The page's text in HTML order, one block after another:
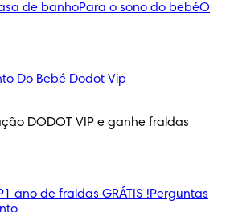
de banhoPara o sono do bebéO
Do Bebé Dodot Vip
DODOT VIP e ganhe fraldas
1 ano de fraldas GRÁTIS !Perguntas